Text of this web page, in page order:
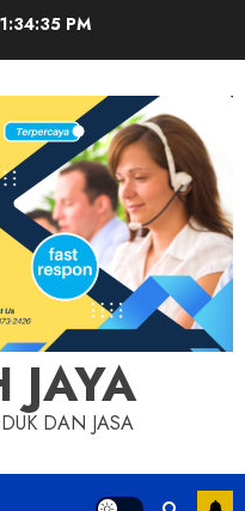
1:34:35 PM
JAYA
DAN JASA